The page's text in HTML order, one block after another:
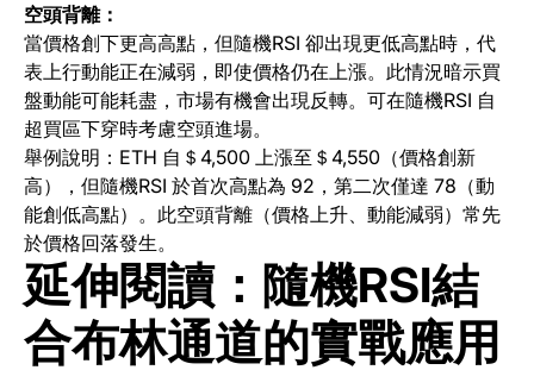
空頭背離：
當價格創下更高高點，但隨機RSI 卻出現更低高點時，代
表上行動能正在減弱，即使價格仍在上漲。此情況暗示買
盤動能可能耗盡，市場有機會出現反轉。可在隨機RSI 自
超買區下穿時考慮空頭進場。
舉例說明：ETH 自＄4,500 上漲至＄4,550（價格創新
高），但隨機RSI 於首次高點為 92，第二次僅達 78（動
能創低高點）。此空頭背離（價格上升、動能減弱）常先
於價格回落發生。
延伸閱讀： 隨機RSI結
合布林通道的實戰應用